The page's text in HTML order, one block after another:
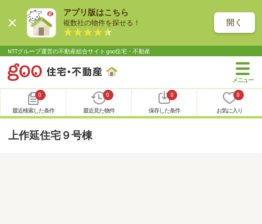
アプリ版はこちら
複数社の物件を探せる！ 開く
NTTグループ運営の不動産総合サイト goo住宅・不動産
0
最近検索した条件
0
最近見た物件
0
保存した条件
0
お気に入り
上作延住宅９号棟